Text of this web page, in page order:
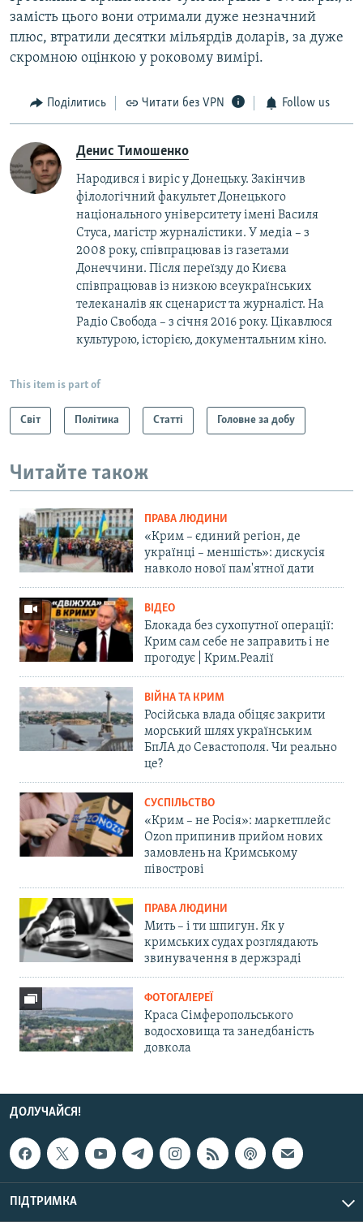
замість цього вони отримали дуже незначний
плюс, втратили десятки мільярдів доларів, за дуже
скромною оцінкою у роковому вимірі.
Поділитись Читати без VPN Follow us
Денис Тимошенко
Народився і виріс у Донецьку. Закінчив
філологічний факультет Донецького
національного університету імені Василя
Стуса, магістр журналістики. У медіа – з
2008 року, співпрацював із газетами
Донеччини. Після переїзду до Києва
співпрацював із низкою всеукраїнських
телеканалів як сценарист та журналіст. На
Радіо Свобода – з січня 2016 року. Цікавлюся
культурою, історією, документальним кіно.
This item is part of
Світ Політика Статті Головне за добу
Читайте також
ПРАВА ЛЮДИНИ
«Крим – єдиний регіон, де
українці – меншість»: дискусія
навколо нової пам'ятної дати
ВІДЕО
Блокада без сухопутної операції:
Крим сам себе не заправить і не
прогодує | Крим.Реалії
ВІЙНА ТА КРИМ
Російська влада обіцяє закрити
морський шлях українським
БпЛА до Севастополя. Чи реально
це?
СУСПІЛЬСТВО
«Крим – не Росія»: маркетплейс
Ozon припинив прийом нових
замовлень на Кримському
півострові
ПРАВА ЛЮДИНИ
Мить – і ти шпигун. Як у
кримських судах розглядають
звинувачення в держзраді
ФОТОГАЛЕРЕЇ
Краса Сімферопольського
водосховища та занедбаність
довкола
ДОЛУЧАЙСЯ!
ПІДТРИМКА